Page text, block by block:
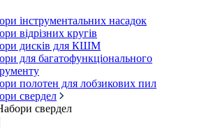
інструментальних насадок
відрізних кругів
дисків для КШМ
для багатофункціонального
полотен для лобзикових пил
свердел
свердел